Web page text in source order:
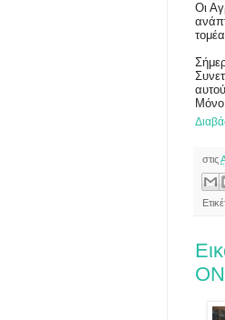
Οι
Μόνο
στις